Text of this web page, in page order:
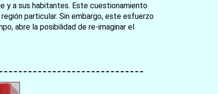
y a sus habitantes. Este cuestionamiento
particular. Sin embargo, este esfuerzo
abre la posibilidad de re-imaginar el